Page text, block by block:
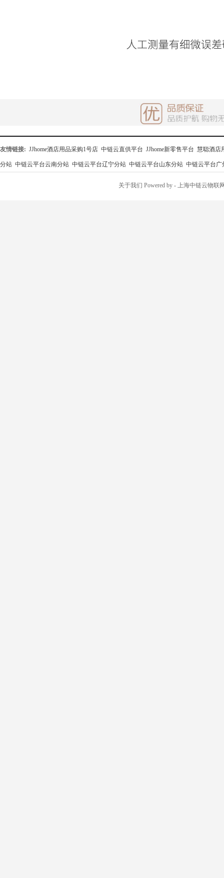
友情链接: JJhome酒店用品采购1号店 中链云直供平台 JJhome新零售平台 慧聪酒店
分站 中链云平台云南分站 中链云平台辽宁分站 中链云平台山东分站 中链云平台广
关于我们 Powered by - 上海中链云物联